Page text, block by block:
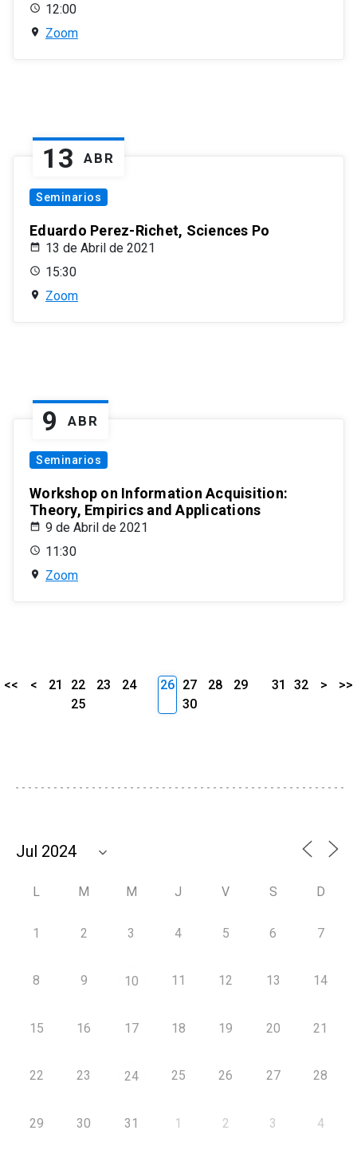
12:00
Zoom
13 ABR
Seminarios
Eduardo Perez-Richet, Sciences Po
13 de Abril de 2021
15:30
Zoom
9 ABR
Seminarios
Workshop on Information Acquisition:
Theory, Empirics and Applications
9 de Abril de 2021
11:30
Zoom
<< < 21 22 23
24
25
26 27 28
29
30
31 32 > >>
L M M J V S D
1 2 3 4 5 6 7
8 9 10 11 12 13 14
15 16 17 18 19 20 21
22 23 24 25 26 27 28
29 30 31 1 2 3 4